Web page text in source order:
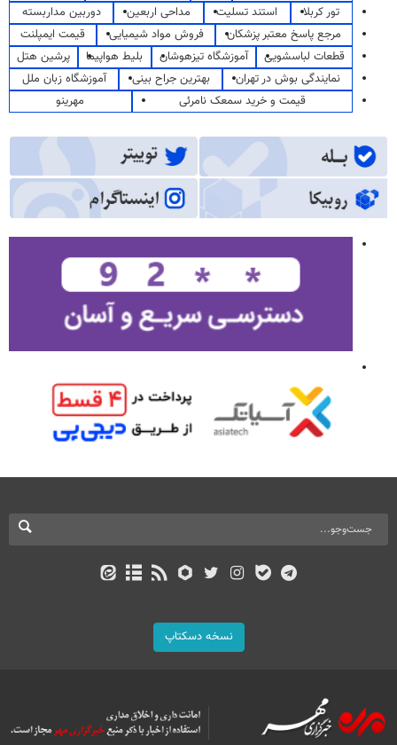
تور کربلا
استند تسلیت مداحی اربعین
دوربین مداربسته
مرجع پاسخ معتبر پزشکان
فروش مواد شیمیایی
قیمت ایمپلنت
قطعات لباسشویی
آموزشگاه تیزهوشان بلیط هواپیما
پرشین هتل
نمایندگی بوش در تهران
بهترین جراح بینی
آموزشگاه زبان ملل
قیمت و خرید سمعک نامرئی
مهرینو
نسخه دسکتاپ